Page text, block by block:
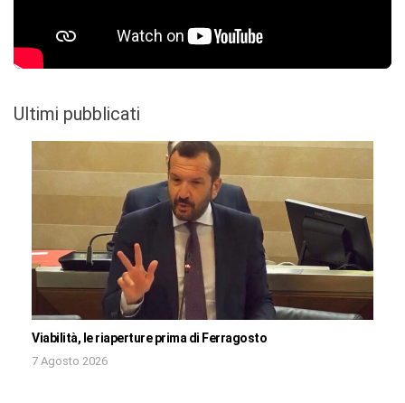
Ultimi pubblicati
Viabilità, le riaperture prima di Ferragosto
7 Agosto 2026